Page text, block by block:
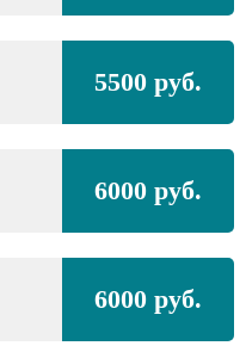
5500 руб.
6000 руб.
6000 руб.